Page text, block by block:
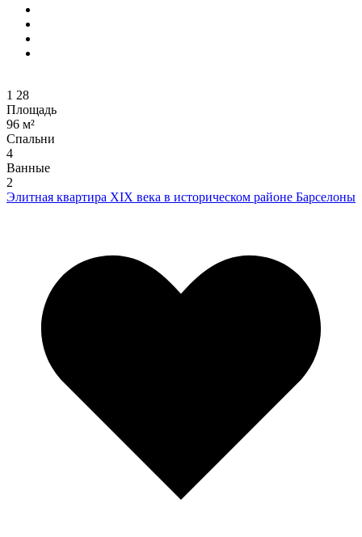
1 28
Площадь
96 м²
Спальни
4
Ванные
2
Элитная квартира XIX века в историческом районе Барселоны